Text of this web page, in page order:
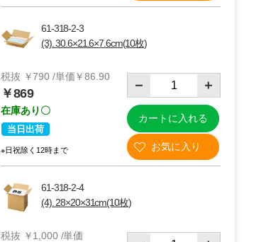
61-318-2-3
(3). 30.6×21.6×7.6cm(10枚)
税抜 ￥790 /単価￥86.90
￥869
在庫あり〇
当日出荷
※日祝除く12時まで
カートに入れる
61-318-2-4
(4). 28×20×31cm(10枚)
税抜 ￥1,000 /単価